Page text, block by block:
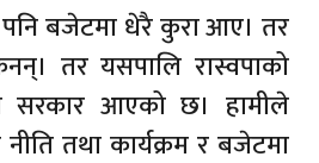
बजेटमा धेरै कुरा आए। तर
तर यसपालि रास्वपाको
सरकार आएको छ। हामीले
तथा कार्यक्रम र बजेटमा